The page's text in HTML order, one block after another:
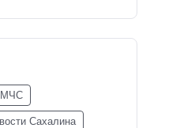
МЧС
Сахалина